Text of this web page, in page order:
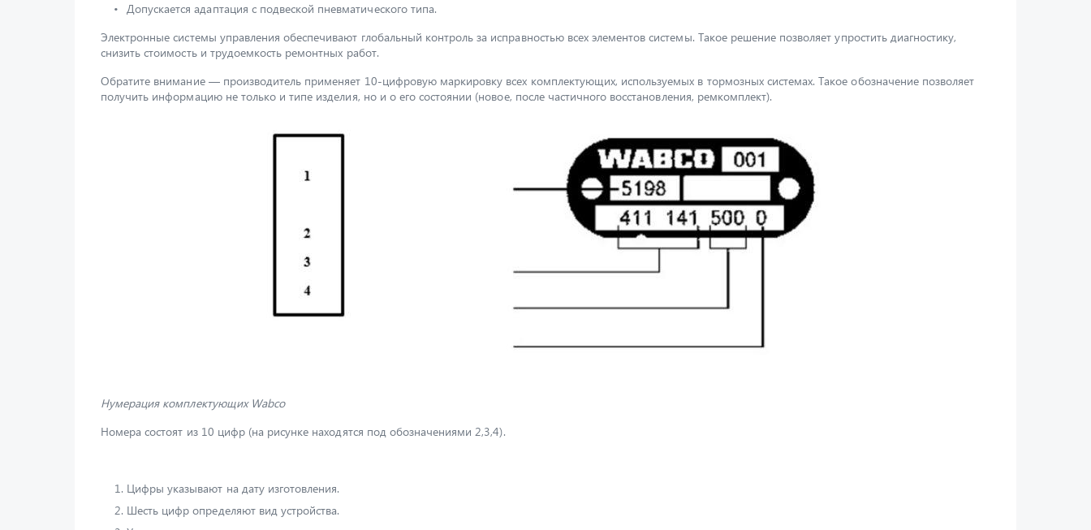
Допускается адаптация с подвеской пневматического типа.
Электронные системы управления обеспечивают глобальный контроль за исправностью всех элементов системы. Такое решение позволяет упростить диагностику,
снизить стоимость и трудоемкость ремонтных работ.
Обратите внимание — производитель применяет 10-цифровую маркировку всех комплектующих, используемых в тормозных системах. Такое обозначение позволяет
получить информацию не только и типе изделия, но и о его состоянии (новое, после частичного восстановления, ремкомплект).
Нумерация комплектующих Wabco
Номера состоят из 10 цифр (на рисунке находятся под обозначениями 2,3,4).
Цифры указывают на дату изготовления.
Шесть цифр определяют вид устройства.